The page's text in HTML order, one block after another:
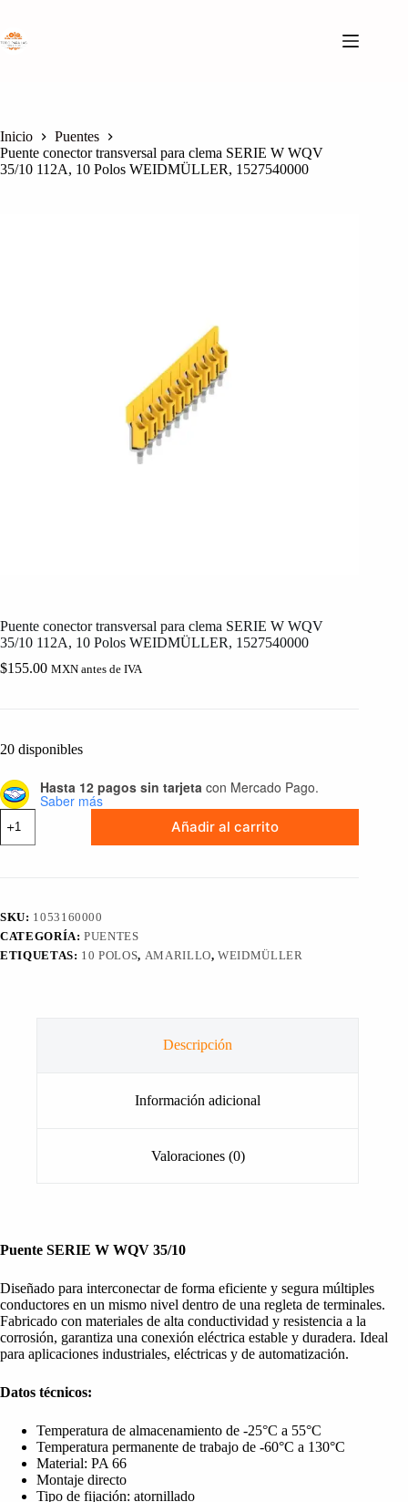
contenido
Inicio
Puentes
Puente conector transversal para clema SERIE W WQV
35/10 112A, 10 Polos WEIDMÜLLER, 1527540000
Puente conector transversal para clema SERIE W WQV
35/10 112A, 10 Polos WEIDMÜLLER, 1527540000
$155.00 MXN antes de IVA
20 disponibles
Hasta 12 pagos sin tarjeta con Mercado Pago.
Saber más
Puente
conector
transversal
WQV
35/10
112A,
Añadir al carrito
SKU: 1053160000
CATEGORÍA:PUENTES
ETIQUETAS: 10 POLOS, AMARILLO,WEIDMÜLLER
Descripción
Información adicional
Valoraciones (0)
Puente SERIE W WQV 35/10
Diseñado para interconectar de forma eficiente y segura múltiples
conductores en un mismo nivel dentro de una regleta de terminales.
Fabricado con materiales de alta conductividad y resistencia a la
corrosión, garantiza una conexión eléctrica estable y duradera. Ideal
para aplicaciones industriales, eléctricas y de automatización.
Datos técnicos:
Temperatura de almacenamiento de -25°C a 55°C
Temperatura permanente de trabajo de -60°C a 130°C
Material: PA 66
Montaje directo
Tipo de fijación: atornillado